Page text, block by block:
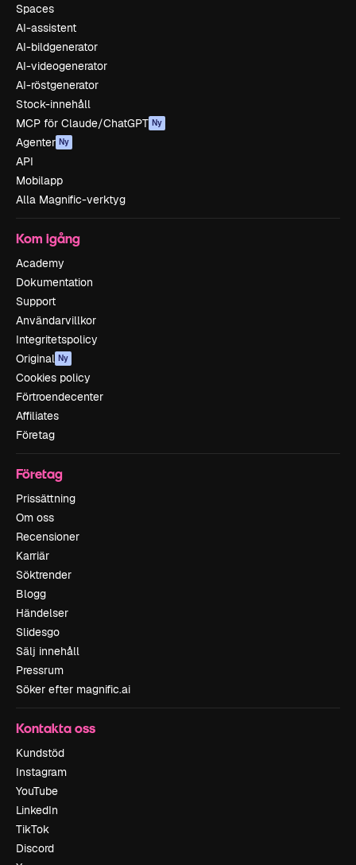
Spaces
AI-assistent
AI-bildgenerator
AI-videogenerator
AI-röstgenerator
Stock-innehåll
MCP för Claude/ChatGPT Ny
Agenter Ny
API
Mobilapp
Alla Magnific-verktyg
Kom igång
Academy
Dokumentation
Support
Användarvillkor
Integritetspolicy
Original Ny
Cookies policy
Förtroendecenter
Affiliates
Företag
Företag
Prissättning
Om oss
Recensioner
Karriär
Söktrender
Blogg
Händelser
Slidesgo
Sälj innehåll
Pressrum
Söker efter magnific.ai
Kontakta oss
Kundstöd
Instagram
YouTube
LinkedIn
TikTok
Discord